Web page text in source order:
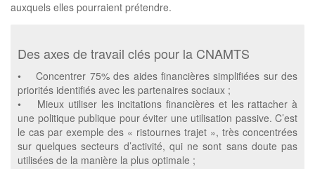
auxquels elles pourraient prétendre.
Des axes de travail clés pour la CNAMTS
• Concentrer 75% des aides financières simplifiées sur des
priorités identifiés avec les partenaires sociaux ;
• Mieux utiliser les incitations financières et les rattacher à
une politique publique pour éviter une utilisation passive. C’est
le cas par exemple des « ristournes trajet », très concentrées
sur quelques secteurs d’activité, qui ne sont sans doute pas
utilisées de la manière la plus optimale ;